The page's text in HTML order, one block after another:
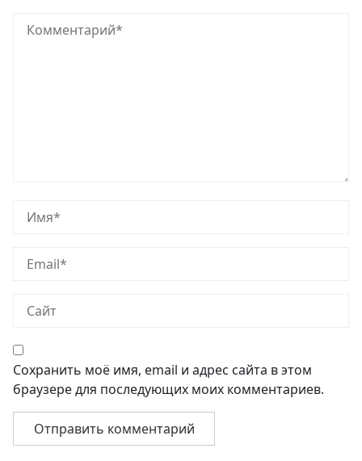
Сохранить моё имя, email и адрес сайта в этом
браузере для последующих моих комментариев.